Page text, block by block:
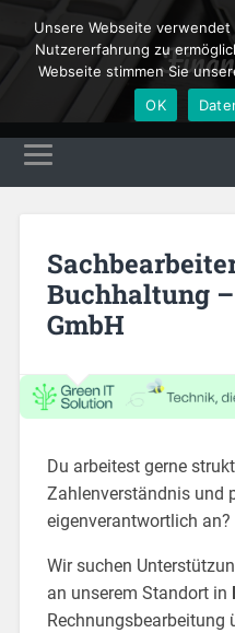
Buchhaltung
GmbH
Du arbeitest gerne
Zahlenverständnis und
eigenverantwortlich an?
Wir suchen
an unserem Standort in
Rechnungsbearbeitung
Unsere Webseite
Nutzererfahrung zu
Webseite stimmen Sie
OK